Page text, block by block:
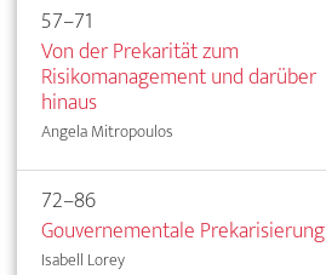
57–71
Von der Prekarität zum
Risikomanagement und darüber
hinaus
Angela Mitropoulos
72–86
Gouvernementale Prekarisierung
Isabell Lorey